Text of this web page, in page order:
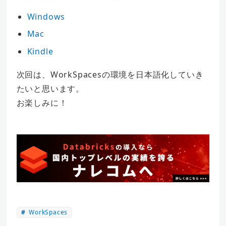
Windows
Mac
Kindle
次回は、WorkSpacesの環境を日本語化していき
たいと思います。
お楽しみに！
WorkSpaces